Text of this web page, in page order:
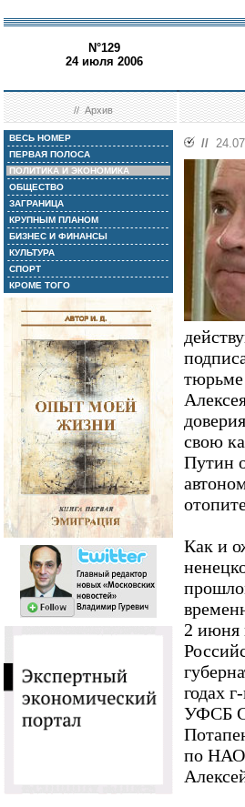
N°129
24 июля 2006
//Архив
ВЕСЬ НОМЕР
ПЕРВАЯ ПОЛОСА
ПОЛИТИКА И ЭКОНОМИКА
ОБЩЕСТВО
ЗАГРАНИЦА
КРУПНЫМ ПЛАНОМ
БИЗНЕС И ФИНАНСЫ
КУЛЬТУРА
СПОРТ
КРОМЕ ТОГО
//
тюрьме
свою
Путин
Как и
2 июня
годах
УФСБ
по НАО,